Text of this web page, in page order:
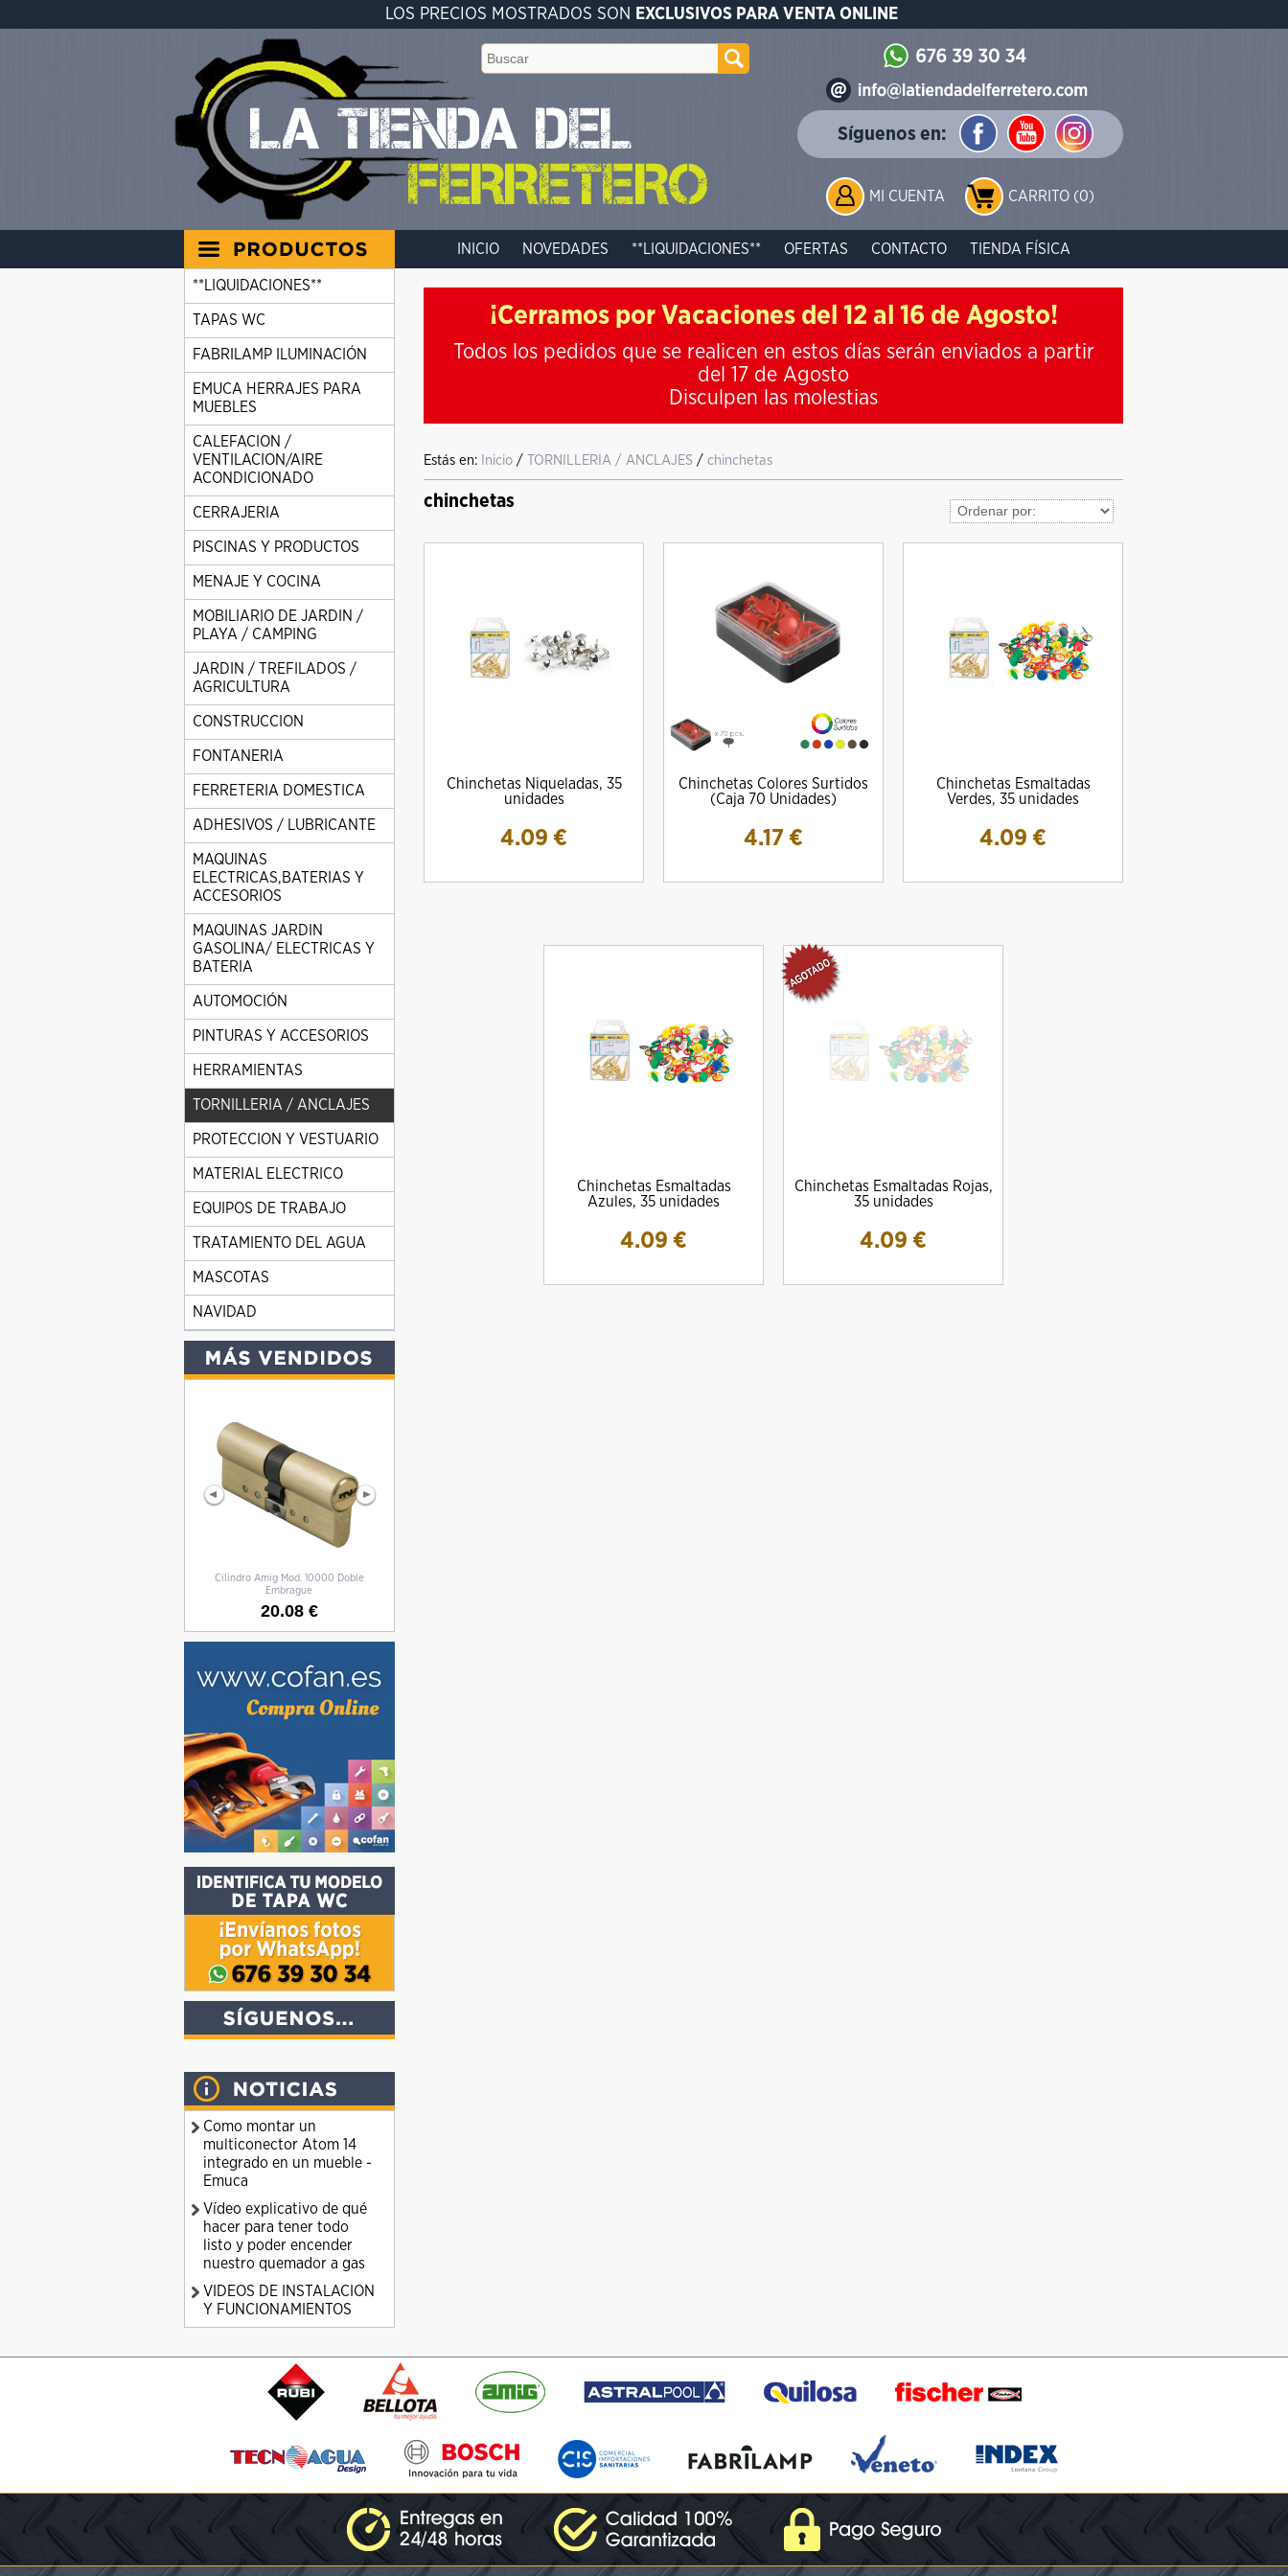
LOS PRECIOS MOSTRADOS SON EXCLUSIVOS PARA VENTA ONLINE
Síguenos en:
MI CUENTA CARRITO (0)
INICIO NOVEDADES **LIQUIDACIONES** OFERTAS CONTACTO TIENDA FÍSICA
**LIQUIDACIONES**
TAPAS WC
FABRILAMP ILUMINACIÓN
EMUCA HERRAJES PARA
MUEBLES
CALEFACION /
VENTILACION/AIRE
ACONDICIONADO
CERRAJERIA
PISCINAS Y PRODUCTOS
MENAJE Y COCINA
MOBILIARIO DE JARDIN /
PLAYA / CAMPING
JARDIN / TREFILADOS /
AGRICULTURA
CONSTRUCCION
FONTANERIA
FERRETERIA DOMESTICA
ADHESIVOS / LUBRICANTE
MAQUINAS
ELECTRICAS,BATERIAS Y
ACCESORIOS
MAQUINAS JARDIN
GASOLINA/ ELECTRICAS Y
BATERIA
AUTOMOCIÓN
PINTURAS Y ACCESORIOS
HERRAMIENTAS
TORNILLERIA / ANCLAJES
PROTECCION Y VESTUARIO
MATERIAL ELECTRICO
EQUIPOS DE TRABAJO
TRATAMIENTO DEL AGUA
MASCOTAS
NAVIDAD
Cilindro Amig Mod. 10000 Doble
Embrague
20.08 €
Como montar un
multiconector Atom 14
integrado en un mueble -
Emuca
Vídeo explicativo de qué
hacer para tener todo
listo y poder encender
nuestro quemador a gas
VIDEOS DE INSTALACION
Y FUNCIONAMIENTOS
¡Cerramos por Vacaciones del 12 al 16 de Agosto!
Todos los pedidos que se realicen en estos días serán enviados a partir
del 17 de Agosto
Disculpen las molestias
Estás en: Inicio / TORNILLERIA / ANCLAJES / chinchetas
chinchetas
Chinchetas Niqueladas, 35
unidades
4.09 €
Chinchetas Colores Surtidos
(Caja 70 Unidades)
4.17 €
Chinchetas Esmaltadas
Verdes, 35 unidades
4.09 €
Chinchetas Esmaltadas
Azules, 35 unidades
4.09 €
Chinchetas Esmaltadas Rojas,
35 unidades
4.09 €